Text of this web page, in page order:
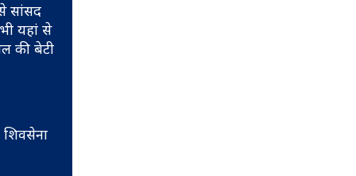
सांसद
यहां से
की बेटी